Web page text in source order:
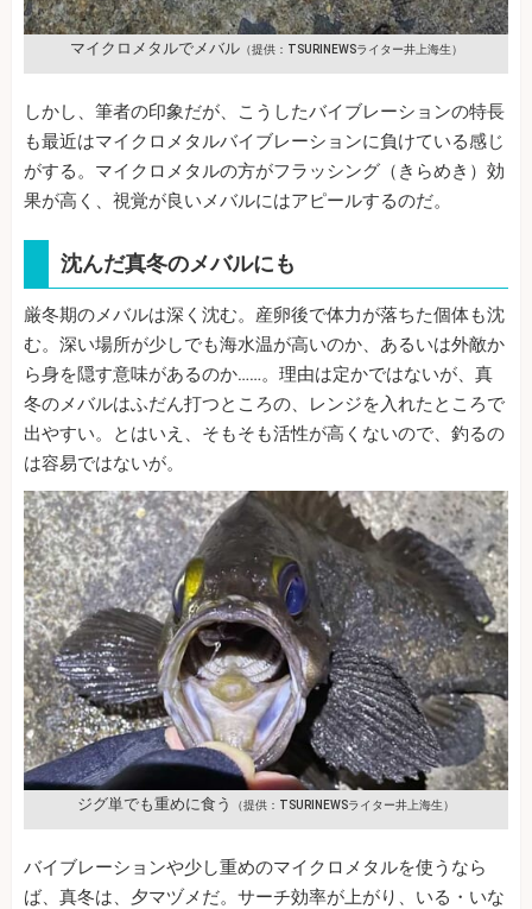
マイクロメタルでメバル（提供：TSURINEWSライター井上海生）
しかし、筆者の印象だが、こうしたバイブレーションの特長
も最近はマイクロメタルバイブレーションに負けている感じ
がする。マイクロメタルの方がフラッシング（きらめき）効
果が高く、視覚が良いメバルにはアピールするのだ。
沈んだ真冬のメバルにも
厳冬期のメバルは深く沈む。産卵後で体力が落ちた個体も沈
む。深い場所が少しでも海水温が高いのか、あるいは外敵か
ら身を隠す意味があるのか……。理由は定かではないが、真
冬のメバルはふだん打つところの、レンジを入れたところで
出やすい。とはいえ、そもそも活性が高くないので、釣るの
は容易ではないが。
ジグ単でも重めに食う （提供：TSURINEWSライター井上海生）
バイブレーションや少し重めのマイクロメタルを使うなら
ば、真冬は、夕マヅメだ。サーチ効率が上がり、いる・いな